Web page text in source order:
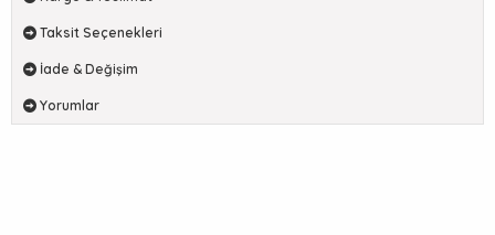
Taksit Seçenekleri
İade & Değişim
Yorumlar